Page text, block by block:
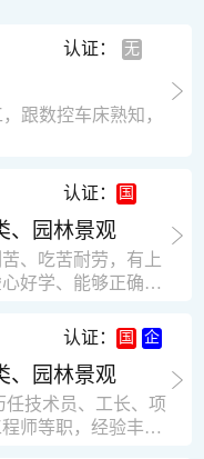
认证：
跟数控车床熟知，
认证：
、园林景观
、吃苦耐劳，有上
好学、能够正确对
力和独立能力强，
体荣誉感。做事认
心。秉承山大扎
正直、诚信、稳
事业心。有很强的
认证：
、园林景观
任技术员、工长、项
师等职，经验丰